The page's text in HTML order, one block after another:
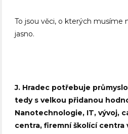
To jsou věci, o kterých musíme
jasno.
J. Hradec potřebuje
tedy s velkou přidanou
Nanotechnologie, IT, vývoj,
centra, firemní školící centra